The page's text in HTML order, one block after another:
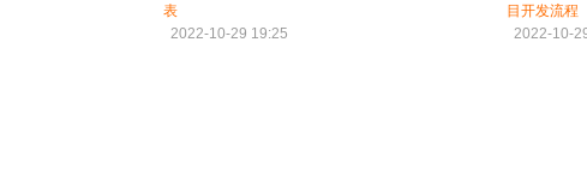
表
2022-10-29 19:25
目开发流程
2022-10-